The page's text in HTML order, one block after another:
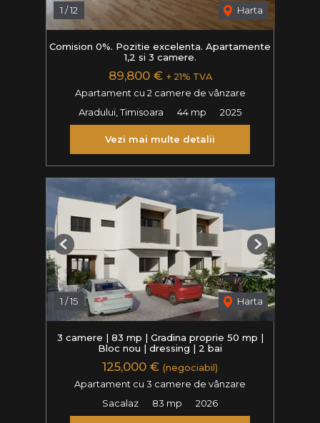
1 /12 Harta
Comision 0%. Pozitie excelenta. Apartamente
1,2 si 3 camere.
89,800 € + 21% TVA
Apartament cu 2 camere de vânzare
Aradului, Timisoara
44 mp 2025
Vezi mai multe detalii
1 /15 Harta
Previous Next
3 camere | 83 mp | Gradina proprie 50 mp |
Bloc nou | dressing | 2 bai
125,000 € (negociabil)
Apartament cu 3 camere de vânzare
Sacalaz
83 mp 2026